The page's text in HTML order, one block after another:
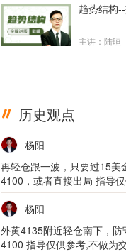
02月11
5m
02月10
5m
趋势结构
主讲：陆晅
历史观点
杨阳
再轻仓跟一波，只要过15美
4100，或者直接出局 指导
依据。
杨阳
外黄4135附近轻仓南下，
4100 指导仅供参考,不做为交